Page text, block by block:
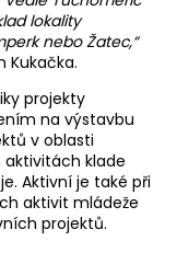
lokality
nebo Žatec,“
Kukačka.
projekty
na výstavbu
v oblasti
klade
Aktivní je také při
aktivit mládeže
projektů.